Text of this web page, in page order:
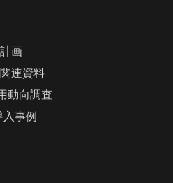
画
連資料
動向調査
事例